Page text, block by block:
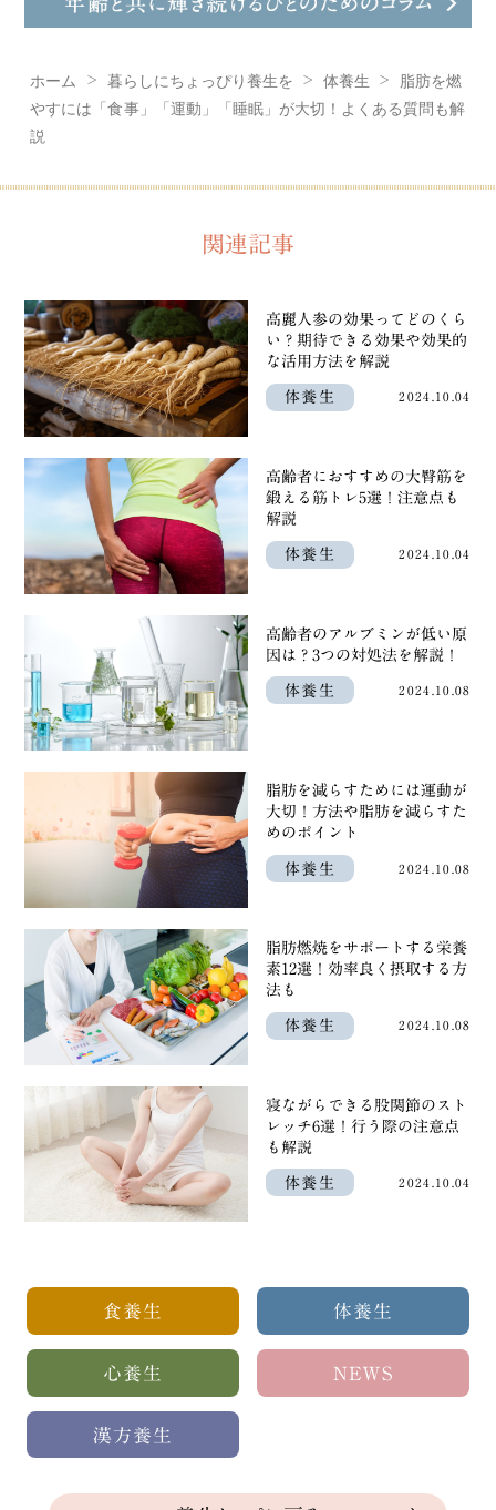
ホーム 暮らしにちょっぴり養生を 体養生
脂肪を燃
やすには「食事」「運動」「睡眠」が大切！よくある質問も解
説
関連記事
高麗人参の効果ってどのくら
い？期待できる効果や効果的
な活用方法を解説
体養生 2024.10.04
高齢者におすすめの大臀筋を
鍛える筋トレ5選！注意点も
解説
体養生 2024.10.04
高齢者のアルブミンが低い原
因は？3つの対処法を解説！
体養生 2024.10.08
脂肪を減らすためには運動が
大切！方法や脂肪を減らすた
めのポイント
体養生 2024.10.08
脂肪燃焼をサポートする栄養
素12選！効率良く摂取する方
法も
体養生 2024.10.08
寝ながらできる股関節のスト
レッチ6選！行う際の注意点
も解説
体養生 2024.10.04
食養生 体養生
心養生 NEWS
漢方養生